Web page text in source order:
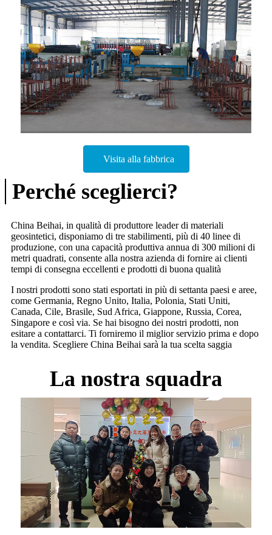
Visita alla fabbrica
Perché sceglierci?
China Beihai, in qualità di produttore leader di materiali
geosintetici, disponiamo di tre stabilimenti, più di 40 linee di
produzione, con una capacità produttiva annua di 300 milioni di
metri quadrati, consente alla nostra azienda di fornire ai clienti
tempi di consegna eccellenti e prodotti di buona qualità
I nostri prodotti sono stati esportati in più di settanta paesi e aree,
come Germania, Regno Unito, Italia, Polonia, Stati Uniti,
Canada, Cile, Brasile, Sud Africa, Giappone, Russia, Corea,
Singapore e così via. Se hai bisogno dei nostri prodotti, non
esitare a contattarci. Ti forniremo il miglior servizio prima e dopo
la vendita. Scegliere China Beihai sarà la tua scelta saggia
La nostra squadra